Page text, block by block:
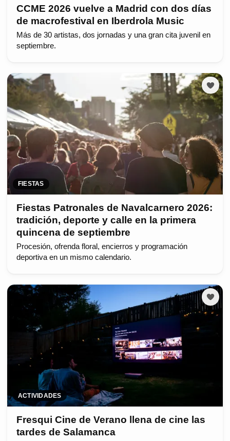
CCME 2026 vuelve a Madrid con dos días
de macrofestival en Iberdrola Music
Más de 30 artistas, dos jornadas y una gran cita juvenil en
septiembre.
FIESTAS
Fiestas Patronales de Navalcarnero 2026:
tradición, deporte y calle en la primera
quincena de septiembre
Procesión, ofrenda floral, encierros y programación
deportiva en un mismo calendario.
ACTIVIDADES
Fresqui Cine de Verano llena de cine las
tardes de Salamanca